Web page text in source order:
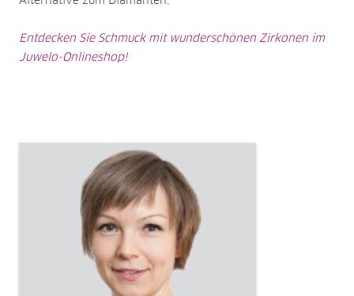
Entdecken Sie Schmuck mit wunderschönen Zirkonen im
Juwelo-Onlineshop!